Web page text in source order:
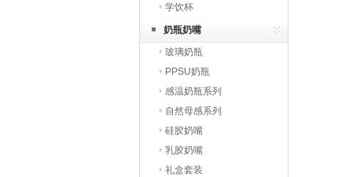
学饮杯
奶瓶奶嘴
玻璃奶瓶
PPSU奶瓶
感温奶瓶系列
自然母感系列
硅胶奶嘴
乳胶奶嘴
礼盒套装